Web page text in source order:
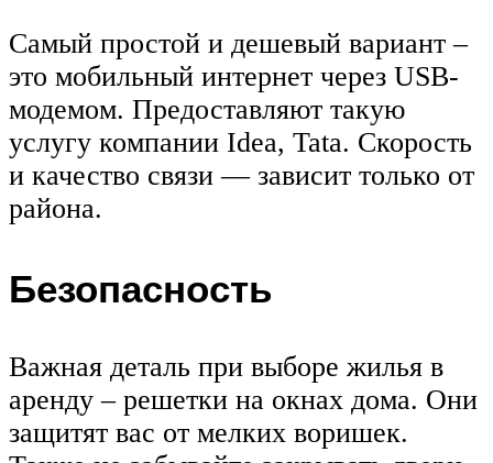
Самый простой и дешевый вариант –
это мобильный интернет через USB-
модемом. Предоставляют такую
услугу компании Idea, Tata. Скорость
и качество связи — зависит только от
района.
Безопасность
Важная деталь при выборе жилья в
аренду – решетки на окнах дома. Они
защитят вас от мелких воришек.